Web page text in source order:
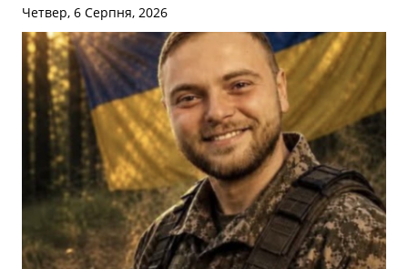
Четвер, 6 Серпня, 2026